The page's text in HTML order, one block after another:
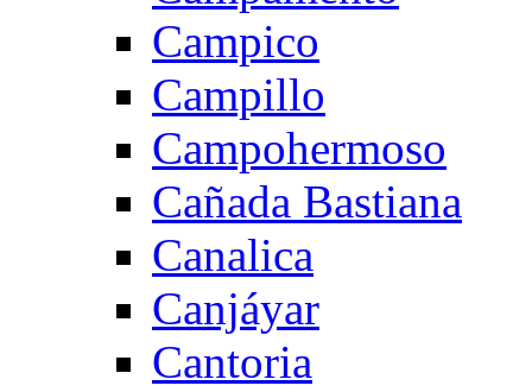
Campico
Campillo
Campohermoso
Cañada Bastiana
Canalica
Canjáyar
Cantoria